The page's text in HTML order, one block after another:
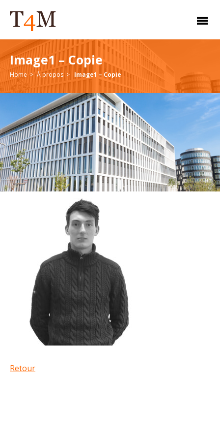
Image1 – Copie
Home À propos Image1 – Copie
Retour